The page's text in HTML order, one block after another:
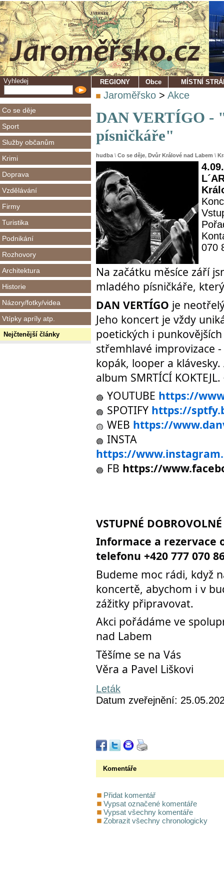
Vyhledej
Co se děje
Sport
Služby občanům
Krimi
Doprava
Vzdělávání
Firmy
Turistika
Podnikání
Rozhovory
Architektura
Historie
Názory/fotky/videa
Vtípky apríly atp.
Nejčtenější články
REGIONY Obce MÍSTNÍ
Jaroměřsko > Akce
DAN VERTÍGO -
písničkáře"
hudba \ Co se děje, Dvůr Králové nad Labem \
070
Na začátku měsíce září
mladého písničkáře,
DAN VERTÍGO je
Jeho koncert je vždy
poetických i
střemhlavé improvizace
kopák, looper a
album SMRTÍCÍ KOKTEJL.
YOUTUBE https://
SPOTIFY https://
WEB https://
INSTA
https://
FB https://
VSTUPNÉ DOBROVOLNÉ
Informace a rezervace
telefonu +420 777 070
Budeme moc rádi, když
koncertě, abychom i v
zážitky připravovat.
Akci pořádáme ve
nad Labem
Těšíme se na Vás
Věra a Pavel Liškovi
Leták
Datum zveřejnění:
Komentáře
Přidat komentář
Vypsat označené komentáře
Vypsat všechny komentáře
Zobrazit všechny chronologicky